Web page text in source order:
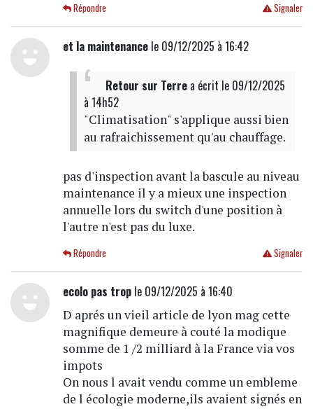
Signaler
Répondre
et la maintenancele 09/12/2025 à 16:42
Retour sur Terrea écrit le 09/12/2025
à 14h52
"Climatisation" s'applique aussi bien
au rafraichissement qu'au chauffage.
pas d'inspection avant la bascule au niveau
maintenance il y a mieux une inspection
annuelle lors du switch d'une position à
l'autre n'est pas du luxe.
Signaler
Répondre
ecolo pas trople 09/12/2025 à 16:40
D aprés un vieil article de lyon mag cette
magnifique demeure à couté la modique
somme de 1 /2 milliard à la France via vos
impots
On nous l avait vendu comme un embleme
de l écologie moderne,ils avaient signés en